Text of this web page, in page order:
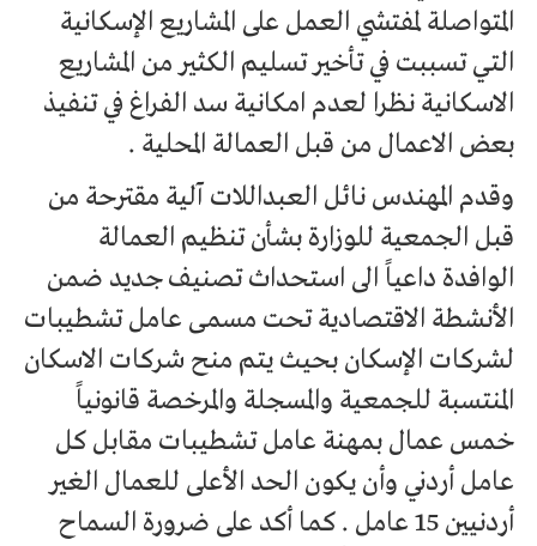
المتواصلة لمفتشي العمل على المشاريع الإسكانية
التي تسببت في تأخير تسليم الكثير من المشاريع
الاسكانية نظرا لعدم امكانية سد الفراغ في تنفيذ
بعض الاعمال من قبل العمالة المحلية .
وقدم المهندس نائل العبداللات آلية مقترحة من
قبل الجمعية للوزارة بشأن تنظيم العمالة
الوافدة داعياً الى استحداث تصنيف جديد ضمن
الأنشطة الاقتصادية تحت مسمى عامل تشطيبات
لشركات الإسكان بحيث يتم منح شركات الاسكان
المنتسبة للجمعية والمسجلة والمرخصة قانونياً
خمس عمال بمهنة عامل تشطيبات مقابل كل
عامل أردني وأن يكون الحد الأعلى للعمال الغير
أردنيين 15 عامل . كما أكد على ضرورة السماح